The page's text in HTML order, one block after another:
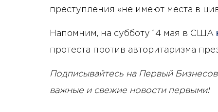
преступления «не имеют места в
Напомним, на субботу 14 мая в США
протеста против авторитаризма
Подписывайтесь на Первый
важные и свежие новости первыми!